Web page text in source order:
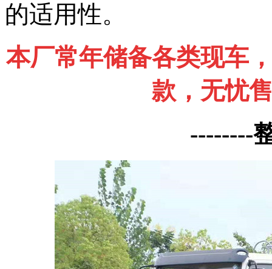
的适用性。
本厂常年储备各类现车
款，无忧
--------